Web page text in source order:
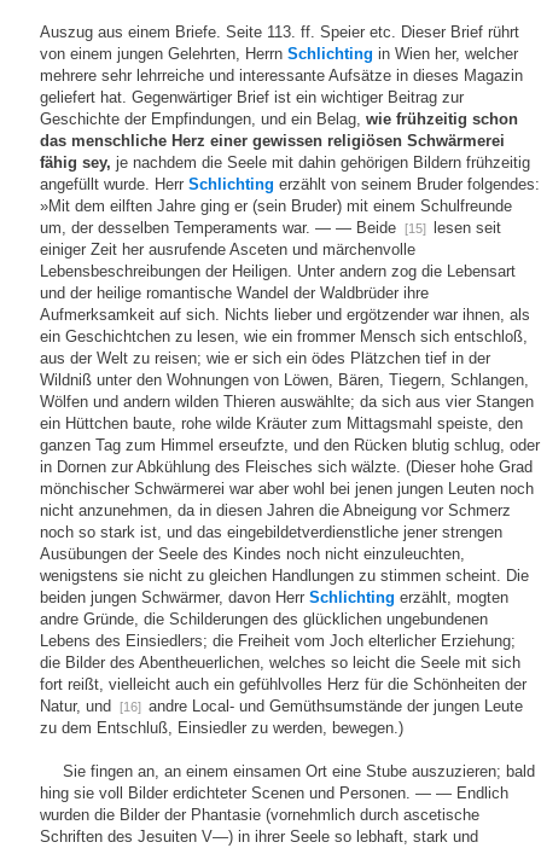
Auszug aus einem Briefe. Seite 113. ff. Speier etc. Dieser Brief rührt
von einem jungen Gelehrten, Herrn Schlichting in Wien her, welcher
mehrere sehr lehrreiche und interessante Aufsätze in dieses Magazin
geliefert hat. Gegenwärtiger Brief ist ein wichtiger Beitrag zur
Geschichte der Empfindungen, und ein Belag, wie frühzeitig schon
das menschliche Herz einer gewissen religiösen Schwärmerei
fähig sey, je nachdem die Seele mit dahin gehörigen Bildern frühzeitig
angefüllt wurde. Herr Schlichting erzählt von seinem Bruder folgendes:
»Mit dem eilften Jahre ging er (sein Bruder) mit einem Schulfreunde
um, der desselben Temperaments war. — — Beide
[15]
lesen seit
einiger Zeit her ausrufende Asceten und märchenvolle
Lebensbeschreibungen der Heiligen. Unter andern zog die Lebensart
und der heilige romantische Wandel der Waldbrüder ihre
Aufmerksamkeit auf sich. Nichts lieber und ergötzender war ihnen, als
ein Geschichtchen zu lesen, wie ein frommer Mensch sich entschloß,
aus der Welt zu reisen; wie er sich ein ödes Plätzchen tief in der
Wildniß unter den Wohnungen von Löwen, Bären, Tiegern, Schlangen,
Wölfen und andern wilden Thieren auswählte; da sich aus vier Stangen
ein Hüttchen baute, rohe wilde Kräuter zum Mittagsmahl speiste, den
ganzen Tag zum Himmel erseufzte, und den Rücken blutig schlug, oder
in Dornen zur Abkühlung des Fleisches sich wälzte. (Dieser hohe Grad
mönchischer Schwärmerei war aber wohl bei jenen jungen Leuten noch
nicht anzunehmen, da in diesen Jahren die Abneigung vor Schmerz
noch so stark ist, und das eingebildetverdienstliche jener strengen
Ausübungen der Seele des Kindes noch nicht einzuleuchten,
wenigstens sie nicht zu gleichen Handlungen zu stimmen scheint. Die
beiden jungen Schwärmer, davon Herr Schlichting erzählt, mogten
andre Gründe, die Schilderungen des glücklichen ungebundenen
Lebens des Einsiedlers; die Freiheit vom Joch elterlicher Erziehung;
die Bilder des Abentheuerlichen, welches so leicht die Seele mit sich
fort reißt, vielleicht auch ein gefühlvolles Herz für die Schönheiten der
Natur, und
[16] andre Local- und Gemüthsumstände der jungen Leute
zu dem Entschluß, Einsiedler zu werden, bewegen.)
Sie fingen an, an einem einsamen Ort eine Stube auszuzieren; bald
hing sie voll Bilder erdichteter Scenen und Personen. — — Endlich
wurden die Bilder der Phantasie (vornehmlich durch ascetische
Schriften des Jesuiten V—) in ihrer Seele so lebhaft, stark und